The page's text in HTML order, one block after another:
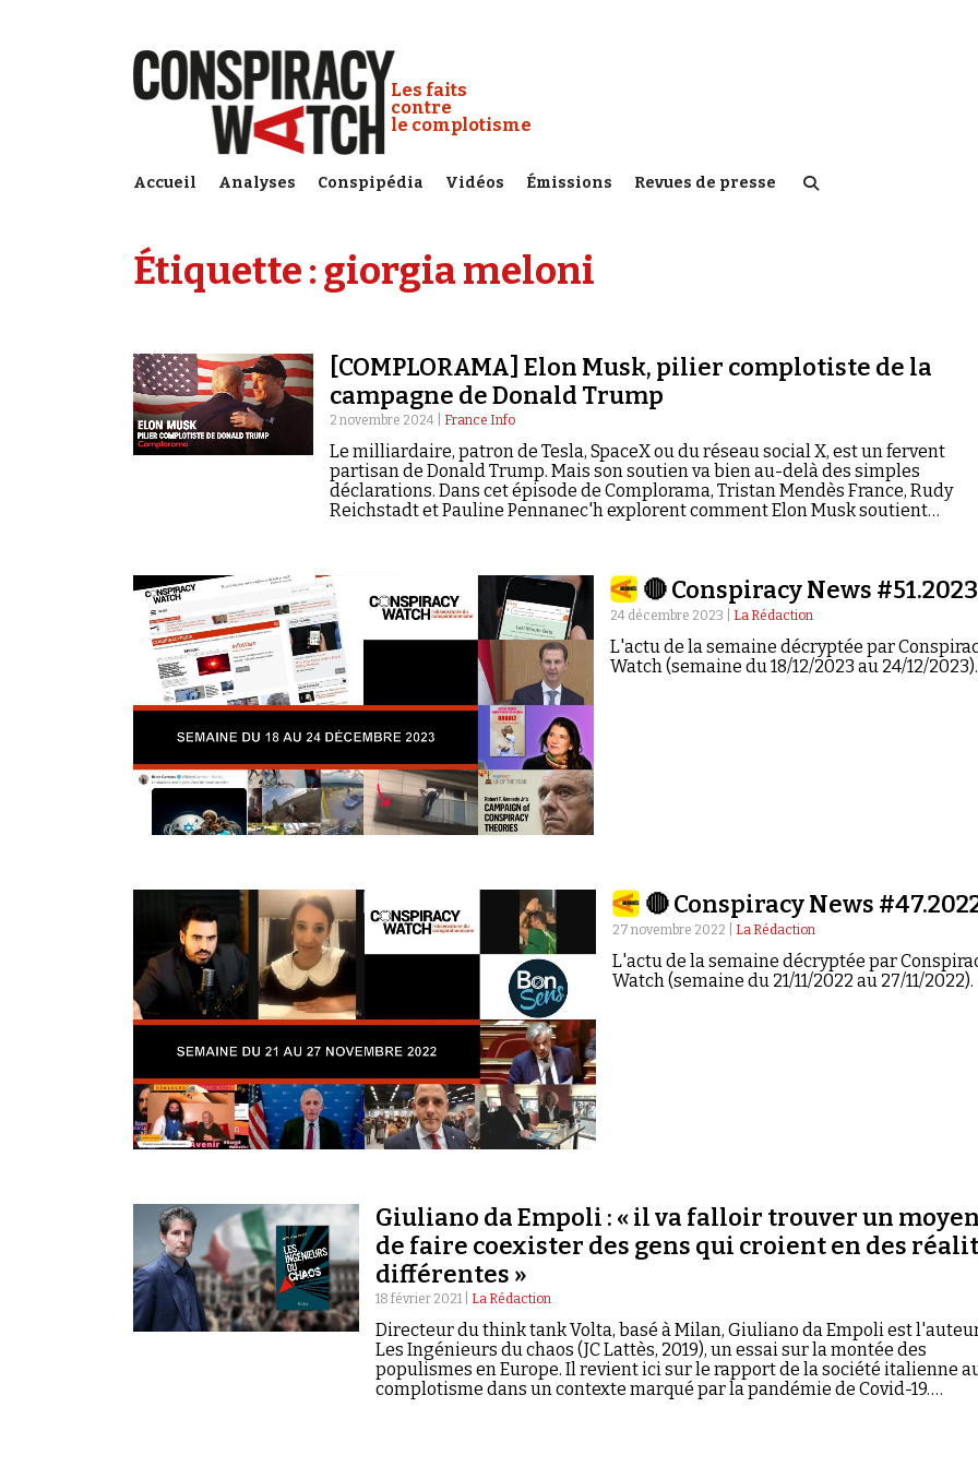
Conspiracy Watch :
Les faits
contre
le complotisme
Accueil Analyses Conspipédia Vidéos Émissions Revues de presse
Étiquette : giorgia meloni
[COMPLORAMA] Elon Musk, pilier complotiste de la
campagne de Donald Trump
2 novembre 2024 | France Info
Le milliardaire, patron de Tesla, SpaceX ou du réseau social X, est un fervent
partisan de Donald Trump. Mais son soutien va bien au-delà des simples
déclarations. Dans cet épisode de Complorama, Tristan Mendès France, Rudy
Reichstadt et Pauline Pennanec'h explorent comment Elon Musk soutient
🔴 Conspiracy News #51.2023
24 décembre 2023 | La Rédaction
L'actu de la semaine décryptée par
Watch (semaine du 18/12/2023 au 24/12/2023).
🔴 Conspiracy News
27 novembre 2022 | La Rédaction
L'actu de la semaine décryptée par
Watch (semaine du 21/11/2022 au 27/11/2022).
Giuliano da Empoli : « il va falloir trouver un moyen
de faire coexister des gens qui croient en des
différentes »
18 février 2021 | La Rédaction
Directeur du think tank Volta, basé à Milan, Giuliano da Empoli est
Les Ingénieurs du chaos (JC Lattès, 2019), un essai sur la montée des
populismes en Europe. Il revient ici sur le rapport de la société italienne
complotisme dans un contexte marqué par la pandémie de Covid-19.